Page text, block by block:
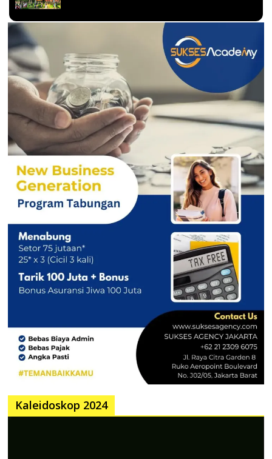
Kaleidoskop 2024